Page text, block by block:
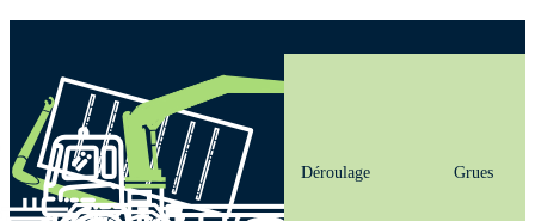
Déroulage Grues